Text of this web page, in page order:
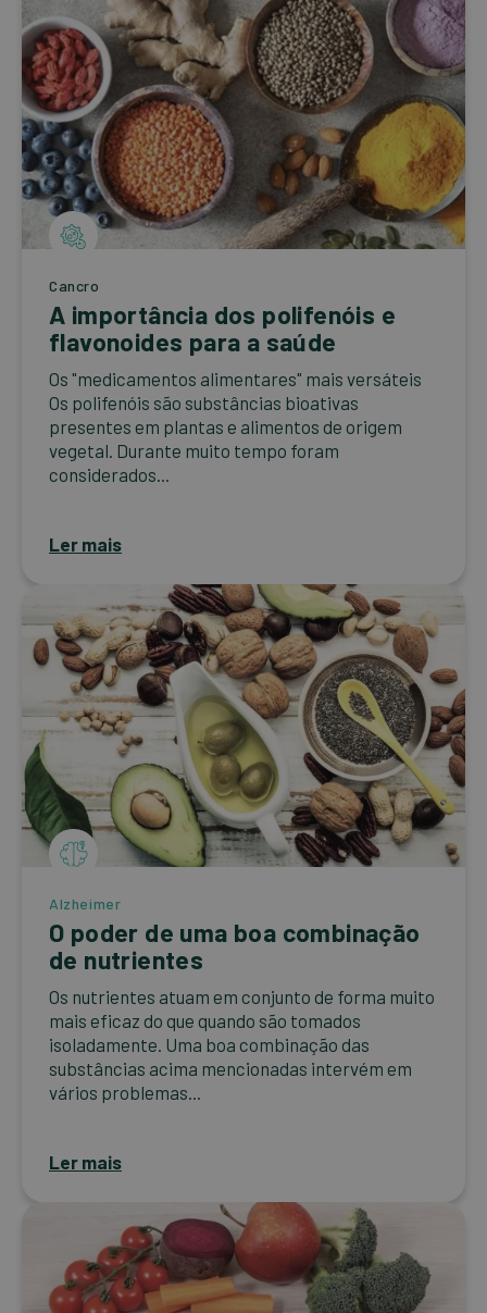
Cancro
A importância dos polifenóis e
flavonoides para a saúde
Os "medicamentos alimentares" mais versáteis
Os polifenóis são substâncias bioativas
presentes em plantas e alimentos de origem
vegetal. Durante muito tempo foram
considerados...
Ler mais
Alzheimer
O poder de uma boa combinação
de nutrientes
Os nutrientes atuam em conjunto de forma muito
mais eficaz do que quando são tomados
isoladamente. Uma boa combinação das
substâncias acima mencionadas intervém em
vários problemas...
Ler mais